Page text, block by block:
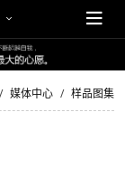
媒体中心 样品图集